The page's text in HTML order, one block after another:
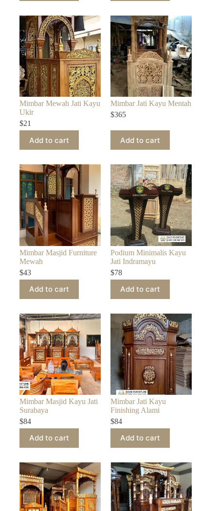
Mimbar Mewah Jati Kayu
Ukir
$21
Add to cart
Mimbar Jati Kayu Mentah
$365
Add to cart
Mimbar Masjid Furniture
Mewah
$43
Add to cart
Podium Minimalis Kayu
Jati Indramayu
$78
Add to cart
Mimbar Masjid Kayu Jati
Surabaya
$84
Add to cart
Mimbar Jati Kayu
Finishing Alami
$84
Add to cart